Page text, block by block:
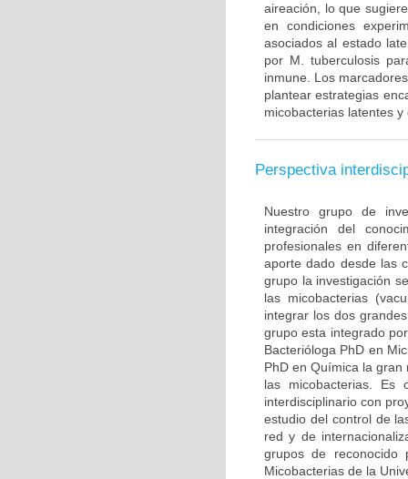
aireación, lo que
en condiciones
asociados al estado
por M. tuberculosis
inmune. Los
plantear estrategias
micobacterias latentes
Perspectiva
Nuestro grupo de
integración del
profesionales en
aporte dado desde las
grupo la investigación
las micobacterias
integrar los dos
grupo esta integrado
Bacterióloga PhD en
PhD en Química la
las micobacterias.
interdisciplinario con
estudio del control de
red y de
grupos de reconocido
Micobacterias de la